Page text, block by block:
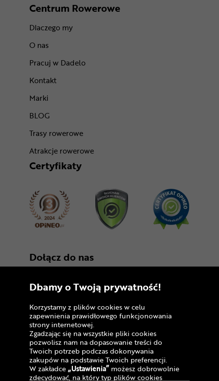
Centrum Rowerowe
Dlaczego my
O nas
Pracuj w Dadelo
Kontakt
Marki
BLOG
Trasy rowerowe
Atrakcje rowerowe
Certyfikaty
Dołącz do nas
Copyright © 2005 - 2026
Polityka prywatności i zasady korzystania z
serwisu
Dbamy o Twoją prywatność!
Korzystamy z plików cookies w celu
zapewnienia prawidłowego funkcjonowania
strony internetowej.
Zgadzając się na wszystkie pliki cookies
pozwolisz nam na dopasowanie treści do
Twoich potrzeb podczas dokonywania
zakupów na podstawie Twoich preferencji.
W zakładce„Ustawienia” możesz dobrowolnie
zdecydować, na który typ plików cookies